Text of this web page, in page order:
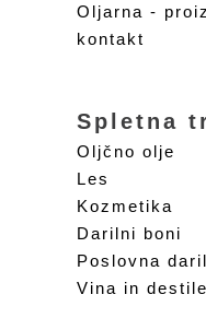
Oljarna -
kontakt
Spletna
Oljčno olje
Les
Kozmetika
Darilni boni
Poslovna
Vina in